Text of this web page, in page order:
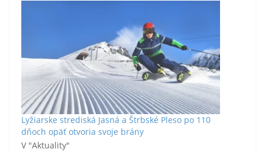
Lyžiarske strediská Jasná a Štrbské Pleso po 110
dňoch opäť otvoria svoje brány
V "Aktuality"